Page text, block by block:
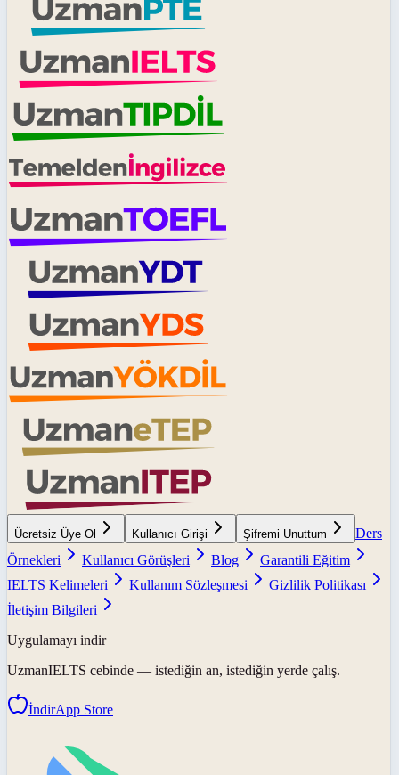
Ücretsiz Üye Ol Kullanıcı Girişi Şifremi Unuttum
Ders
Örnekleri
Kullanıcı Görüşleri Blog
Garantili Eğitim
IELTS Kelimeleri
Kullanım Sözleşmesi
Gizlilik Politikası
İletişim Bilgileri
Uygulamayı indir
UzmanIELTS cebinde — istediğin an, istediğin yerde çalış.
İndirApp Store